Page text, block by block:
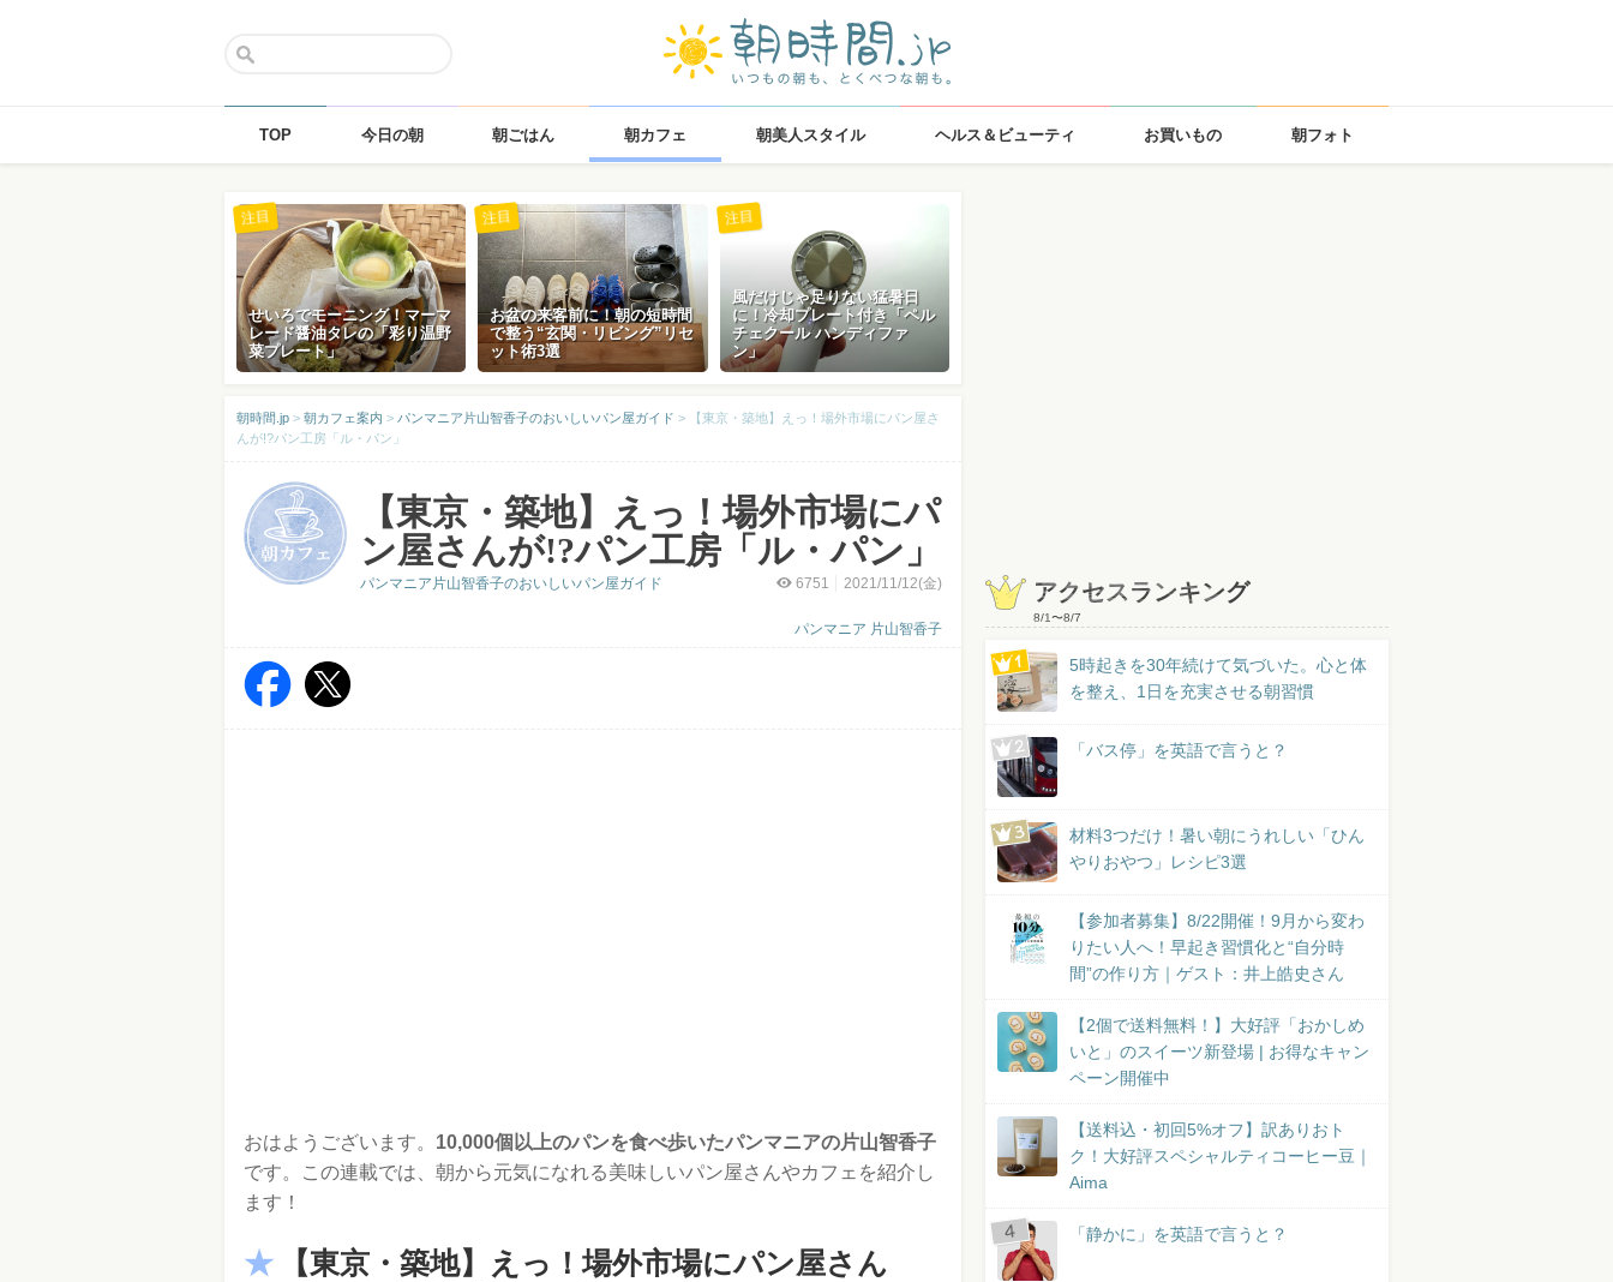
TOP 今日の朝 朝ごはん 朝カフェ 朝美人スタイル ヘルス＆ビューティ お買いもの 朝フォト
せいろでモーニング！マーマ
レード醤油タレの「彩り温野
菜プレート」
注目
お盆の来客前に！朝の短時間
で整う“玄関・リビング”リセ
ット術3選
注目
風だけじゃ足りない猛暑日
に！冷却プレート付き「ペル
チェクール ハンディファ
ン」
注目
朝時間.jp > 朝カフェ案内 > パンマニア片山智香子のおいしいパン屋ガイド >
【東京・築地】えっ！場外市場にパン屋さ
んが!?パン工房「ル・パン」
【東京・築地】えっ！場外市場にパ
ン屋さんが!?パン工房「ル・パン」
6751 2021/11/12(金)
パンマニア 片山智香子
パンマニア片山智香子のおいしいパン屋ガイド
おはようございます。 10,000個以上のパンを食べ歩いたパンマニアの片山智香子
です。この連載では、朝から元気になれる美味しいパン屋さんやカフェを紹介し
ます！
【東京・築地】えっ！場外市場にパン屋さん
アクセスランキング
8/1〜8/7
5時起きを30年続けて気づいた。心と体
を整え、1日を充実させる朝習慣
「バス停」を英語で言うと？
材料3つだけ！暑い朝にうれしい「ひん
やりおやつ」レシピ3選
【参加者募集】8/22開催！9月から変わ
りたい人へ！早起き習慣化と“自分時
間”の作り方｜ゲスト：井上皓史さん
【2個で送料無料！】大好評「おかしめ
いと」のスイーツ新登場 | お得なキャン
ペーン開催中
【送料込・初回5%オフ】訳ありおト
ク！大好評スペシャルティコーヒー豆｜
Aima
「静かに」を英語で言うと？